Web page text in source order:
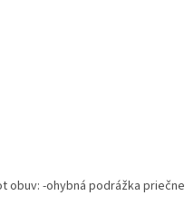
obuv: -ohybná podrážka priečne